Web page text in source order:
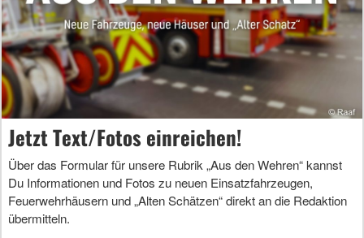
Jetzt Text/Fotos einreichen!
Über das Formular für unsere Rubrik „Aus den Wehren“ kannst
Du Informationen und Fotos zu neuen Einsatzfahrzeugen,
Feuerwehrhäusern und „Alten Schätzen“ direkt an die Redaktion
übermitteln.